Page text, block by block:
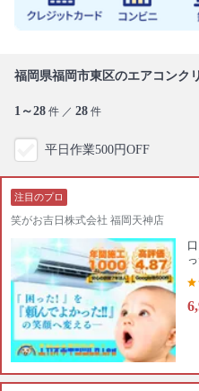
福岡県福岡市東区のエアコンク
1～28 件 ／ 28 件
平日作業500円OFF
注目のプロ
笑がお吉日株式会社 福岡天神店